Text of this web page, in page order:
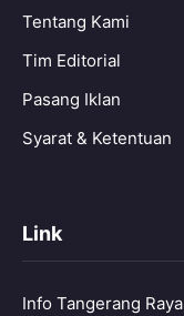
Tentang Kami
Tim Editorial
Pasang Iklan
Syarat & Ketentuan
Link
Info Tangerang Raya